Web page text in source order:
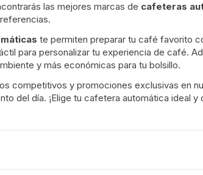
las mejores marcas de cafeteras
te permiten preparar tu café favorito
para personalizar tu experiencia de café.
y más económicas para tu bolsillo.
competitivos y promociones exclusivas en
del día. ¡Elige tu cafetera automática ideal